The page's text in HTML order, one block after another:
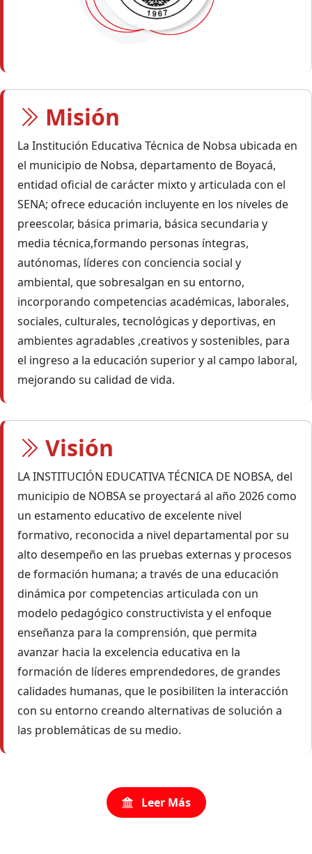
Misión
La Institución Educativa Técnica de Nobsa ubicada en
el municipio de Nobsa, departamento de Boyacá,
entidad oficial de carácter mixto y articulada con el
SENA; ofrece educación incluyente en los niveles de
preescolar, básica primaria, básica secundaria y
media técnica,formando personas íntegras,
autónomas, líderes con conciencia social y
ambiental, que sobresalgan en su entorno,
incorporando competencias académicas, laborales,
sociales, culturales, tecnológicas y deportivas, en
ambientes agradables ,creativos y sostenibles, para
el ingreso a la educación superior y al campo laboral,
mejorando su calidad de vida.
Visión
LA INSTITUCIÓN EDUCATIVA TÉCNICA DE NOBSA, del
municipio de NOBSA se proyectará al año 2026 como
un estamento educativo de excelente nivel
formativo, reconocida a nivel departamental por su
alto desempeño en las pruebas externas y procesos
de formación humana; a través de una educación
dinámica por competencias articulada con un
modelo pedagógico constructivista y el enfoque
enseñanza para la comprensión, que permita
avanzar hacia la excelencia educativa en la
formación de líderes emprendedores, de grandes
calidades humanas, que le posibiliten la interacción
con su entorno creando alternativas de solución a
las problemáticas de su medio.
Leer Más